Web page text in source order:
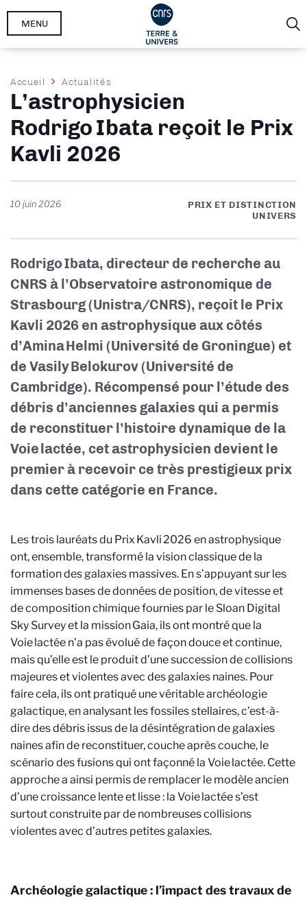
Aller
MENU
Fil
d'Ariane
Accueil Actualités
L’astrophysicien
Rodrigo Ibata reçoit le Prix
Kavli 2026
10 juin 2026
PRIX ET DISTINCTION
UNIVERS
Rodrigo Ibata, directeur de recherche au
CNRS à l’Observatoire astronomique de
Strasbourg (Unistra/CNRS), reçoit le Prix
Kavli 2026 en astrophysique aux côtés
d’Amina Helmi (Université de Groningue) et
de Vasily Belokurov (Université de
Cambridge). Récompensé pour l’étude des
débris d’anciennes galaxies qui a permis
de reconstituer l’histoire dynamique de la
Voie lactée, cet astrophysicien devient le
premier à recevoir ce très prestigieux prix
dans cette catégorie en France.
Les trois lauréats du Prix Kavli 2026 en astrophysique
ont, ensemble, transformé la vision classique de la
formation des galaxies massives. En s’appuyant sur les
immenses bases de données de position, de vitesse et
de composition chimique fournies par le Sloan Digital
Sky Survey et la mission Gaia, ils ont montré que la
Voie lactée n’a pas évolué de façon douce et continue,
mais qu’elle est le produit d’une succession de collisions
majeures et violentes avec des galaxies naines. Pour
faire cela, ils ont pratiqué une véritable archéologie
galactique, en analysant les fossiles stellaires, c’est-à-
dire des débris issus de la désintégration de galaxies
naines afin de reconstituer, couche après couche, le
scénario des fusions qui ont façonné la Voie lactée. Cette
approche a ainsi permis de remplacer le modèle ancien
d’une croissance lente et lisse : la Voie lactée s’est
surtout construite par de nombreuses collisions
violentes avec d’autres petites galaxies.
Archéologie galactique : l’impact des travaux de